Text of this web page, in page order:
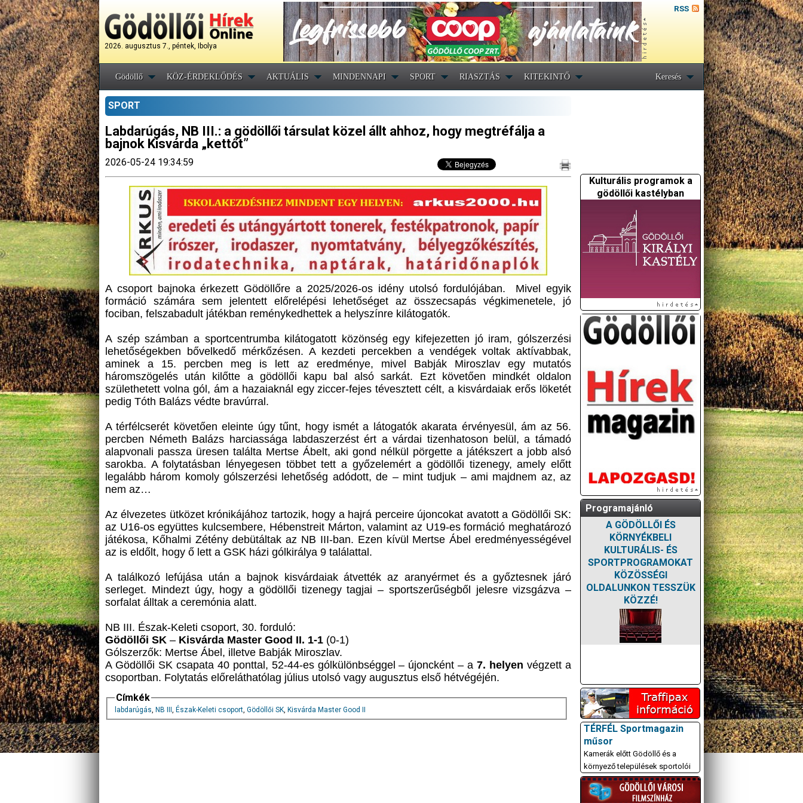
2026. augusztus 7., péntek, Ibolya
RSS
Gödöllő KÖZ-ÉRDEKLŐDÉS AKTUÁLIS MINDENNAPI SPORT RIASZTÁS KITEKINTŐ Keresés
SPORT
Labdarúgás, NB III.: a gödöllői társulat közel állt ahhoz, hogy megtréfálja a
bajnok Kisvárda „kettőt”
2026-05-24 19:34:59
A csoport bajnoka érkezett Gödöllőre a 2025/2026-os idény utolsó fordulójában. Mivel egyik
formáció számára sem jelentett előrelépési lehetőséget az összecsapás végkimenetele, jó
fociban, felszabadult játékban reménykedhettek a helyszínre kilátogatók.
A szép számban a sportcentrumba kilátogatott közönség egy kifejezetten jó iram, gólszerzési
lehetőségekben bővelkedő mérkőzésen. A kezdeti percekben a vendégek voltak aktívabbak,
aminek a 15. percben meg is lett az eredménye, mivel Babják Miroszlav egy mutatós
háromszögelés után kilőtte a gödöllői kapu bal alsó sarkát. Ezt követően mindkét oldalon
születhetett volna gól, ám a hazaiaknál egy ziccer-fejes tévesztett célt, a kisvárdaiak erős löketét
pedig Tóth Balázs védte bravúrral.
A térfélcserét követően eleinte úgy tűnt, hogy ismét a látogatók akarata érvényesül, ám az 56.
percben Németh Balázs harciassága labdaszerzést ért a várdai tizenhatoson belül, a támadó
alapvonali passza üresen találta Mertse Ábelt, aki gond nélkül pörgette a játékszert a jobb alsó
sarokba. A folytatásban lényegesen többet tett a győzelemért a gödöllői tizenegy, amely előtt
legalább három komoly gólszerzési lehetőség adódott, de – mint tudjuk – ami majdnem az, az
nem az…
Az élvezetes ütközet krónikájához tartozik, hogy a hajrá perceire újoncokat avatott a Gödöllői SK:
az U16-os együttes kulcsembere, Hébenstreit Márton, valamint az U19-es formáció meghatározó
játékosa, Kőhalmi Zétény debütáltak az NB III-ban. Ezen kívül Mertse Ábel eredményességével
az is eldőlt, hogy ő lett a GSK házi gólkirálya 9 találattal.
A találkozó lefújása után a bajnok kisvárdaiak átvették az aranyérmet és a győztesnek járó
serleget. Mindezt úgy, hogy a gödöllői tizenegy tagjai – sportszerűségből jelesre vizsgázva –
sorfalat álltak a ceremónia alatt.
NB III. Észak-Keleti csoport, 30. forduló:
Gödöllői SK – Kisvárda Master Good II. 1-1 (0-1)
Gólszerzők: Mertse Ábel, illetve Babják Miroszlav.
A Gödöllői SK csapata 40 ponttal, 52-44-es gólkülönbséggel – újoncként – a7. helyen végzett a
csoportban. Folytatás előreláthatólag július utolsó vagy augusztus első hétvégéjén.
Címkék
labdarúgás, NB III , Észak-Keleti csoport, Gödöllői SK, Kisvárda Master Good II
Kulturális programok a
gödöllői kastélyban
Programajánló
A GÖDÖLLŐI ÉS
KÖRNYÉKBELI
KULTURÁLIS- ÉS
SPORTPROGRAMOKAT
KÖZÖSSÉGI
OLDALUNKON TESSZÜK
KÖZZÉ!
TÉRFÉL Sportmagazin
műsor
Kamerák előtt Gödöllő és a
környező települések sportolói